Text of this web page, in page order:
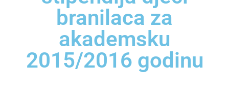
branilaca za
akademsku
2015/2016 godinu